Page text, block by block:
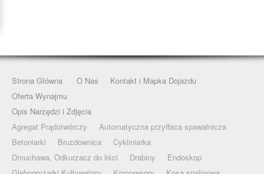
Strona Główna O Nas
Kontakt i Mapka Dojazdu
Oferta Wynajmu
Opis Narzędzi i Zdjęcia
Agregat Prądotwórczy
Automatyczna przyłbica spawalnicza
Betoniarki
Bruzdownica
Cykliniarka
Dmuchawa, Odkurzacz do liści
Drabiny
Endoskop